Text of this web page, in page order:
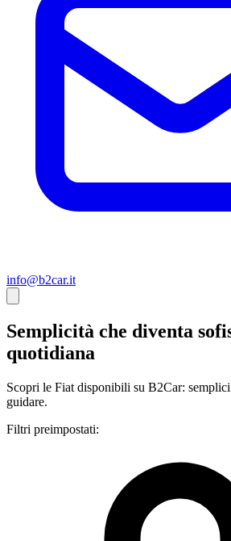
info@b2car.it
Semplicità che diventa
quotidiana
Scopri le Fiat disponibili su B2Car:
guidare.
Filtri preimpostati: